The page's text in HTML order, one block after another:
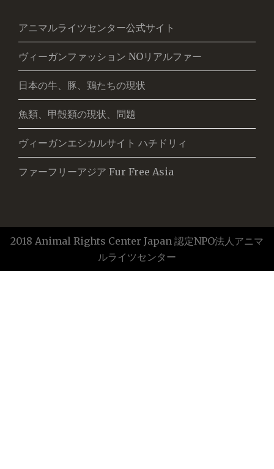
アニマルライツセンター公式サイト
ヴィーガンファッション NOリアルファー
日本の牛、豚、鶏たちの現状
魚類、甲殻類の現状、問題
ヴィーガンエシカルサイト ハチドリィ
ファーフリーアジア Fur Free Asia
2018 Animal Rights Center Japan 認定NPO法人アニマ
ルライツセンター